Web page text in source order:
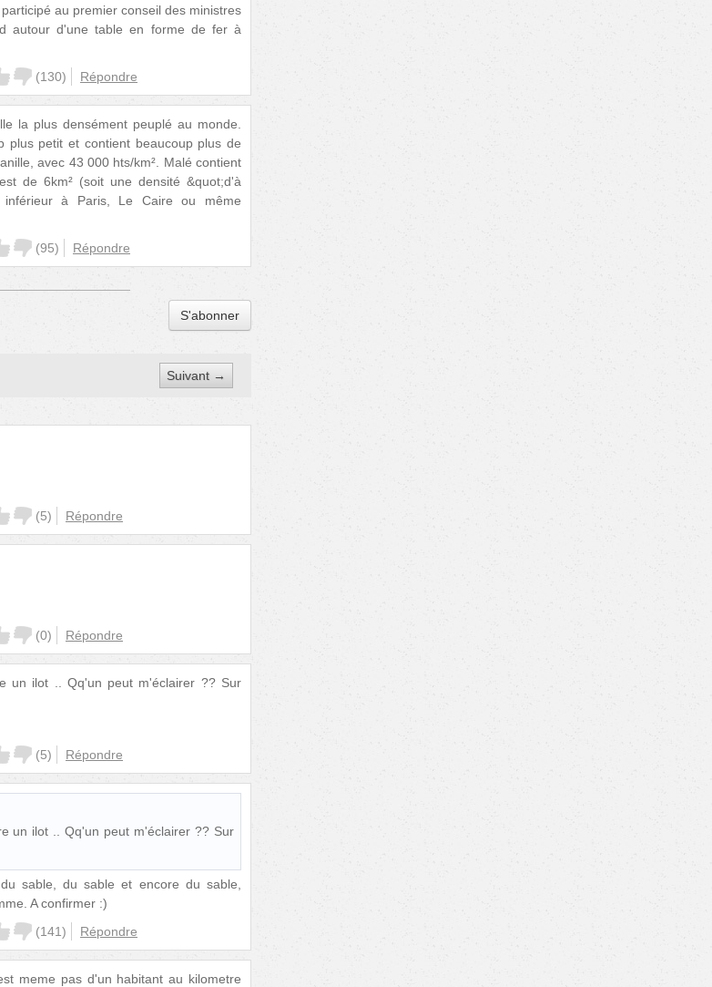
au premier conseil des ministres
autour d'une table en forme de fer à
(130) Répondre
la plus densément peuplé au monde.
plus petit et contient beaucoup plus de
avec 43 000 hts/km². Malé contient
de 6km² (soit une densité &quot;d'à
inférieur à Paris, Le Caire ou même
(95) Répondre
S'abonner
Suivant →
(5) Répondre
(0) Répondre
un ilot .. Qq'un peut m'éclairer ?? Sur
(5) Répondre
un ilot .. Qq'un peut m'éclairer ?? Sur
sable, du sable et encore du sable,
A confirmer :)
(141) Répondre
meme pas d'un habitant au kilometre